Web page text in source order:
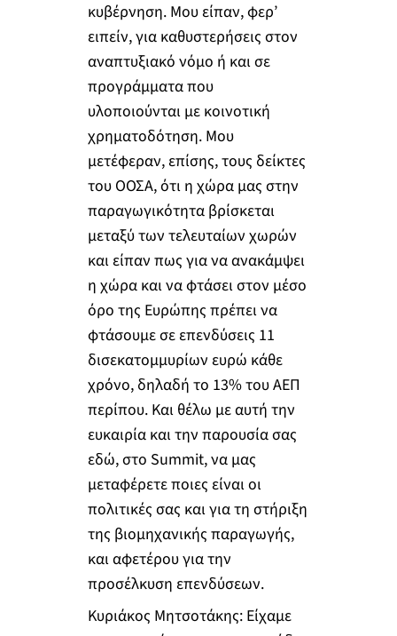
κυβέρνηση. Μου είπαν, φερ’
ειπείν, για καθυστερήσεις στον
αναπτυξιακό νόμο ή και σε
προγράμματα που
υλοποιούνται με κοινοτική
χρηματοδότηση. Μου
μετέφεραν, επίσης, τους δείκτες
του ΟΟΣΑ, ότι η χώρα μας στην
παραγωγικότητα βρίσκεται
μεταξύ των τελευταίων χωρών
και είπαν πως για να ανακάμψει
η χώρα και να φτάσει στον μέσο
όρο της Ευρώπης πρέπει να
φτάσουμε σε επενδύσεις 11
δισεκατομμυρίων ευρώ κάθε
χρόνο, δηλαδή το 13% του ΑΕΠ
περίπου. Και θέλω με αυτή την
ευκαιρία και την παρουσία σας
εδώ, στο Summit, να μας
μεταφέρετε ποιες είναι οι
πολιτικές σας και για τη στήριξη
της βιομηχανικής παραγωγής,
και αφετέρου για την
προσέλκυση επενδύσεων.
Κυριάκος Μητσοτάκης: Είχαμε